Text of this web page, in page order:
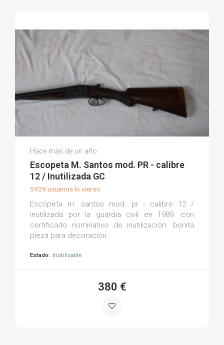
Jesus C.
Hace más de un año
Escopeta M. Santos mod. PR - calibre
12 / Inutilizada GC
5929 usuarios lo vieron
Escopeta m. santos mod. pr - calibre 12 /
inutilizada por la guardia civil en 1989. con
certificado nominativo de inutilización. bonita
pieza para decoración.
Estado: Inutilizable
380 €